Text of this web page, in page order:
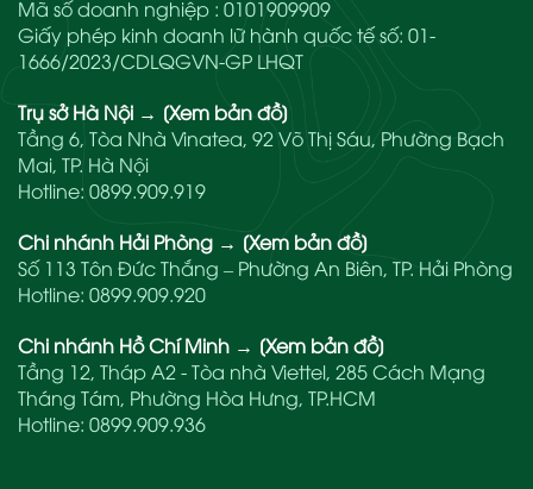
Mã số doanh nghiệp : 0101909909
Giấy phép kinh doanh lữ hành quốc tế số: 01-
1666/2023/CDLQGVN-GP LHQT
Trụ sở Hà Nội → [Xem bản đồ]
Tầng 6, Tòa Nhà Vinatea, 92 Võ Thị Sáu, Phường Bạch
Mai, TP. Hà Nội
Hotline: 0899.909.919
Chi nhánh Hải Phòng → [Xem bản đồ]
Số 113 Tôn Đức Thắng – Phường An Biên, TP. Hải Phòng
Hotline: 0899.909.920
Chi nhánh Hồ Chí Minh → [Xem bản đồ]
Tầng 12, Tháp A2 - Tòa nhà Viettel, 285 Cách Mạng
Tháng Tám, Phường Hòa Hưng, TP.HCM
Hotline: 0899.909.936